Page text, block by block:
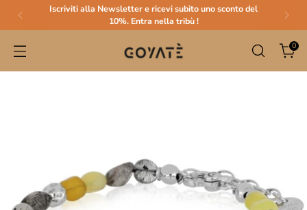
Iscriviti alla Newsletter e ricevi subito uno sconto del
10%. Entra nella tribù !
0